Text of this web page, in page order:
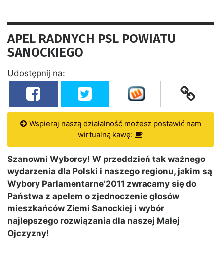
APEL RADNYCH PSL POWIATU
SANOCKIEGO
Udostępnij na:
Wspieraj naszą działalność możesz postawić nam
wirtualną kawę:
Szanowni Wyborcy! W przeddzień tak ważnego
wydarzenia dla Polski i naszego regionu, jakim są
Wybory Parlamentarne’2011 zwracamy się do
Państwa z apelem o zjednoczenie głosów
mieszkańców Ziemi Sanockiej i wybór
najlepszego rozwiązania dla naszej Małej
Ojczyzny!